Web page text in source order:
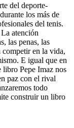
del deporte-
los más de
del tenis.
atención
las penas, las
competir en la vida,
E igual que en
libro Pepe Imaz nos
paz con el rival
todo
construir un libro